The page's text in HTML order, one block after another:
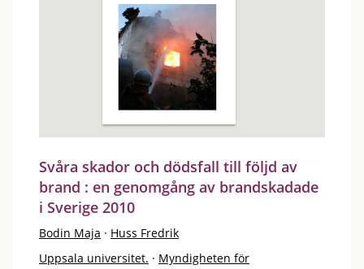
Svåra skador och dödsfall till följd av
brand : en genomgång av brandskadade
i Sverige 2010
Bodin Maja · Huss Fredrik
Uppsala universitet. · Myndigheten för